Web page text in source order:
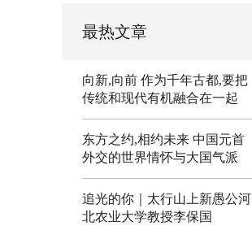
最热文章
向新,向前 作为千年古都,要把
传统和现代有机融合在一起
东方之约,相约未来 中国元首
外交的世界情怀与大国气派
追光的你｜太行山上新愚公河
北农业大学教授李保国